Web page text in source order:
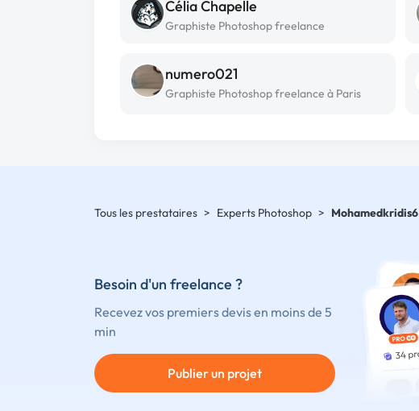
Célia Chapelle
Graphiste Photoshop freelance
numero021
Graphiste Photoshop freelance à Paris
Tous les prestataires > Experts Photoshop > Mohamedkridis6
Besoin d'un freelance ?
Recevez vos premiers devis en moins de 5
min
Publier un projet